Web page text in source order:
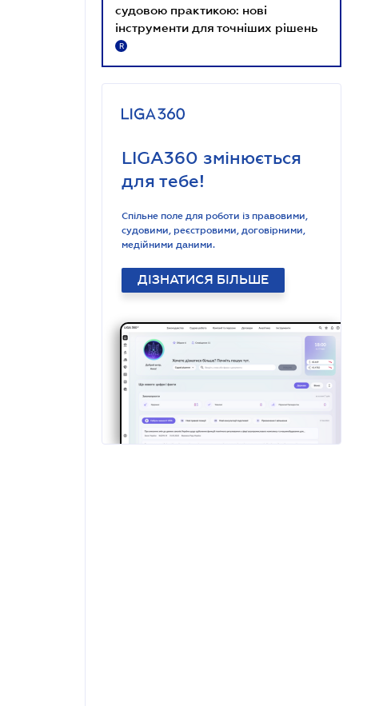
судовою практикою: нові
інструменти для точніших рішень
R
LIGA360 змінюється
для тебе!
Спільне поле для роботи із правовими,
судовими, реєстровими, договірними,
медійними даними.
ДІЗНАТИСЯ БІЛЬШЕ